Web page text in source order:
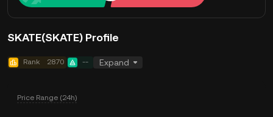
SKATE(SKATE) Profile
Rank 2870 -- Expand
Price Range (24h)